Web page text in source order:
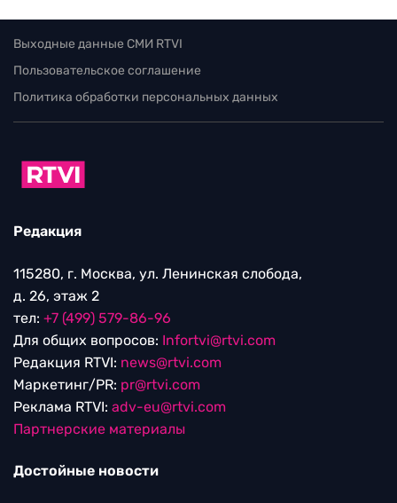
Выходные данные СМИ RTVI
Пользовательское соглашение
Политика обработки персональных данных
Редакция
115280, г. Москва, ул. Ленинская слобода,
д. 26, этаж 2
тел: +7 (499) 579-86-96
Для общих вопросов: Infortvi@rtvi.com
Редакция RTVI: news@rtvi.com
Маркетинг/PR: pr@rtvi.com
Реклама RTVI: adv-eu@rtvi.com
Партнерские материалы
Достойные новости